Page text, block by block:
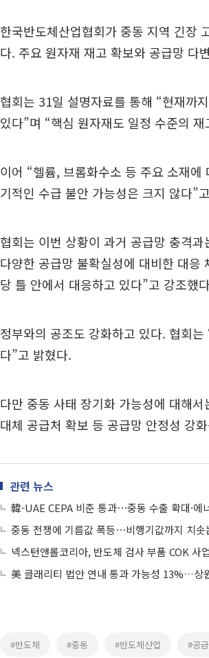
한국반도체산업협회가 중동 지역 긴장
다. 주요 원자재 재고 확보와 공급망 다
협회는 31일 설명자료를 통해 “현재까
있다”며 “핵심 원자재도 일정 수준의
이어 “헬륨, 브롬화수소 등 주요 소재
기적인 수급 불안 가능성은 크지 않다”
협회는 이번 상황이 과거 공급망 충격
다양한 공급망 불확실성에 대비한 대응
당 틀 안에서 대응하고 있다”고 강조했
정부와의 공조도 강화하고 있다. 협회
다”고 밝혔다.
다만 중동 사태 장기화 가능성에 대해
대체 공급처 확보 등 공급망 안정성 강
관련 뉴스
韓-UAE CEPA 비준 통과⋯중동 수출 확대·에
중동 전쟁에 기름값 폭등⋯비행기값까지 치솟
넥스턴앤롤코리아, 반도체 검사 부품 COK
美 클래리티 법안 연내 통과 가능성 13%…상
#반도체 #중동 #반도체산업 #공